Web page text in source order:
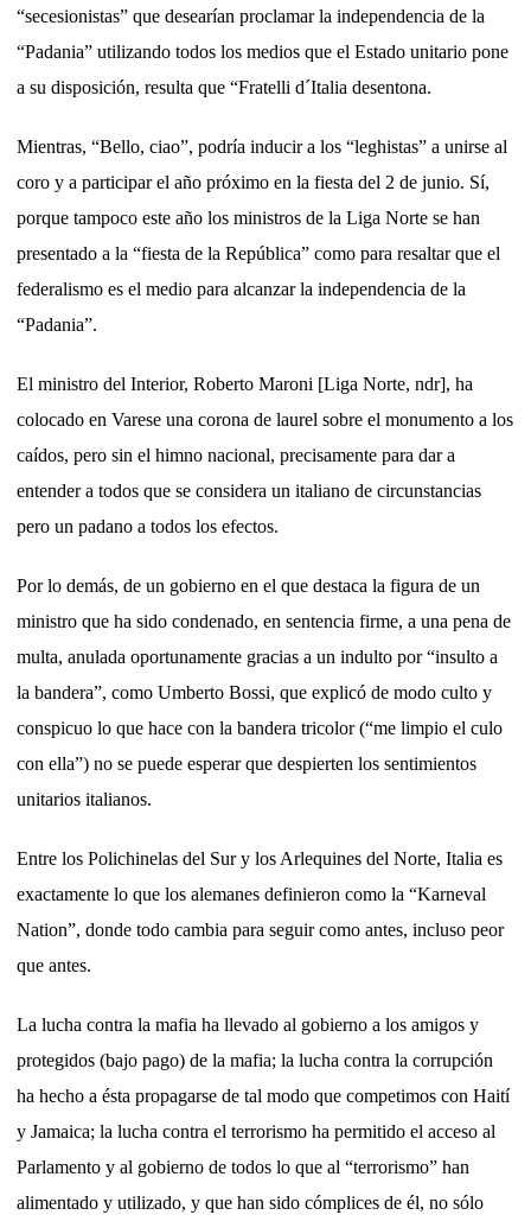
“secesionistas” que desearían proclamar la independencia de la
“Padania” utilizando todos los medios que el Estado unitario pone
a su disposición, resulta que “Fratelli d´Italia desentona.
Mientras, “Bello, ciao”, podría inducir a los “leghistas” a unirse al
coro y a participar el año próximo en la fiesta del 2 de junio. Sí,
porque tampoco este año los ministros de la Liga Norte se han
presentado a la “fiesta de la República” como para resaltar que el
federalismo es el medio para alcanzar la independencia de la
“Padania”.
El ministro del Interior, Roberto Maroni [Liga Norte, ndr], ha
colocado en Varese una corona de laurel sobre el monumento a los
caídos, pero sin el himno nacional, precisamente para dar a
entender a todos que se considera un italiano de circunstancias
pero un padano a todos los efectos.
Por lo demás, de un gobierno en el que destaca la figura de un
ministro que ha sido condenado, en sentencia firme, a una pena de
multa, anulada oportunamente gracias a un indulto por “insulto a
la bandera”, como Umberto Bossi, que explicó de modo culto y
conspicuo lo que hace con la bandera tricolor (“me limpio el culo
con ella”) no se puede esperar que despierten los sentimientos
unitarios italianos.
Entre los Polichinelas del Sur y los Arlequines del Norte, Italia es
exactamente lo que los alemanes definieron como la “Karneval
Nation”, donde todo cambia para seguir como antes, incluso peor
que antes.
La lucha contra la mafia ha llevado al gobierno a los amigos y
protegidos (bajo pago) de la mafia; la lucha contra la corrupción
ha hecho a ésta propagarse de tal modo que competimos con Haití
y Jamaica; la lucha contra el terrorismo ha permitido el acceso al
Parlamento y al gobierno de todos lo que al “terrorismo” han
alimentado y utilizado, y que han sido cómplices de él, no sólo